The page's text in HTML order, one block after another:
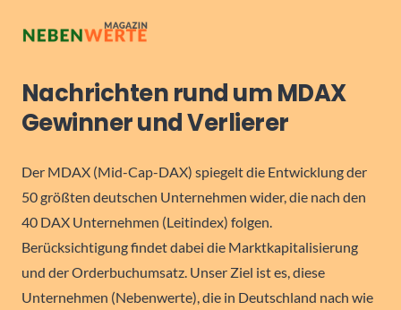
Nachrichten rund um MDAX
Gewinner und Verlierer
Der MDAX (Mid-Cap-DAX) spiegelt die Entwicklung der
50 größten deutschen Unternehmen wider, die nach den
40 DAX Unternehmen (Leitindex) folgen.
Berücksichtigung findet dabei die Marktkapitalisierung
und der Orderbuchumsatz. Unser Ziel ist es, diese
Unternehmen (Nebenwerte), die in Deutschland nach wie